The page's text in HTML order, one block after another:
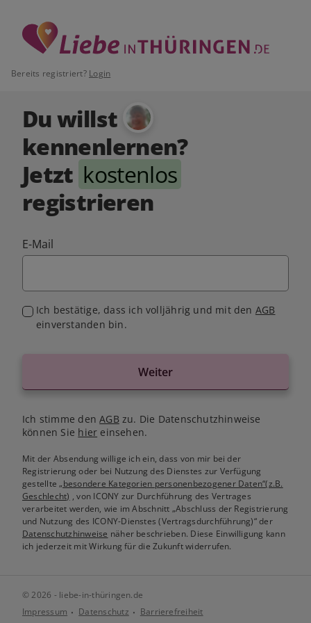
Bereits registriert? Login
Du willst
kennenlernen?
Jetzt kostenlos
registrieren
E-Mail
Ich bestätige, dass ich volljährig und mit den AGB
einverstanden bin.
Weiter
Ich stimme denAGB zu. Die Datenschutzhinweise
können Sie hier einsehen.
Mit der Absendung willige ich ein, dass von mir bei der
Registrierung oder bei Nutzung des Dienstes zur Verfügung
gestellte„besondere Kategorien personenbezogener Daten“(z.B.
Geschlecht) , von ICONY zur Durchführung des Vertrages
verarbeitet werden, wie im Abschnitt „Abschluss der Registrierung
und Nutzung des ICONY-Dienstes (Vertragsdurchführung)“ der
Datenschutzhinweise näher beschrieben. Diese Einwilligung kann
ich jederzeit mit Wirkung für die Zukunft widerrufen.
© 2026 - liebe-in-thüringen.de
Impressum
Datenschutz Barrierefreiheit